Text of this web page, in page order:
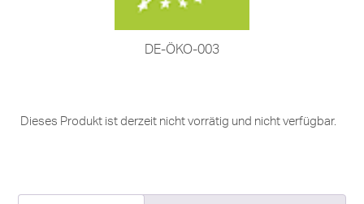
DE-ÖKO-003
Dieses Produkt ist derzeit nicht vorrätig und nicht verfügbar.